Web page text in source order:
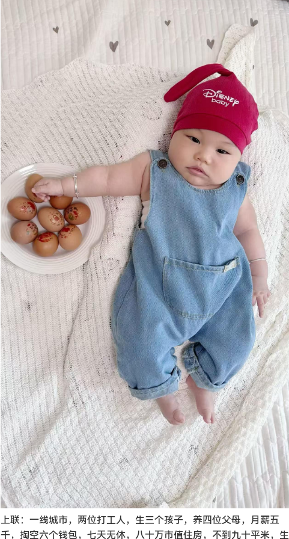
上联：一线城市，两位打工人，生三个孩子，养四位父母，月薪五
千，掏空六个钱包，七天无休，八十万市值住房，不到九十平米，生